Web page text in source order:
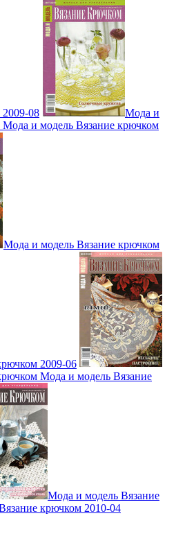
08
Мода и
и модель Вязание крючком
Мода и модель Вязание крючком
2009-06
Мода и модель Вязание
Мода и модель Вязание
крючком 2010-04